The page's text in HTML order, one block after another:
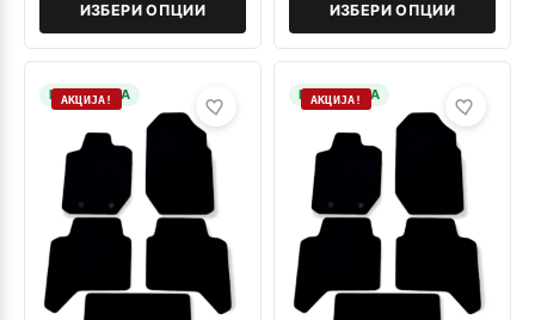
ИЗБЕРИ ОПЦИИ ИЗБЕРИ ОПЦИИ
НА ЗАЛИХА
АКЦИЈА! НА ЗАЛИХА
АКЦИЈА!